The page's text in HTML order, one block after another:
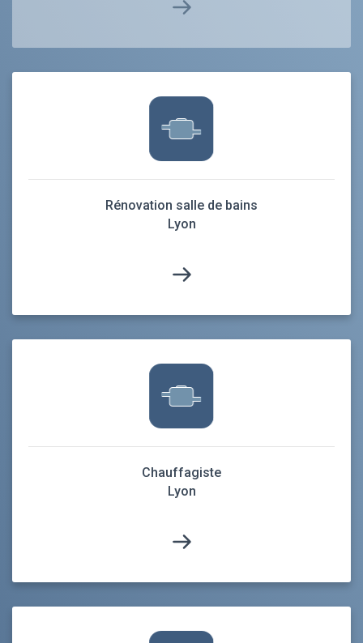
Rénovation salle de bains
Lyon
Chauffagiste
Lyon